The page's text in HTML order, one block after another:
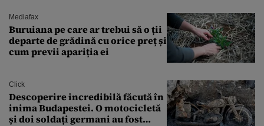
Mediafax
Buruiana pe care ar trebui să o ții
departe de grădină cu orice preț și
cum previi apariția ei
Click
Descoperire incredibilă făcută în
inima Budapestei. O motocicletă
și doi soldați germani au fost